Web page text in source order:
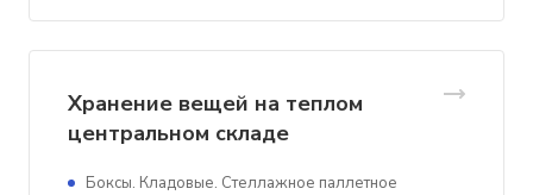
Хранение вещей на теплом
центральном складе
Боксы. Кладовые. Стеллажное паллетное